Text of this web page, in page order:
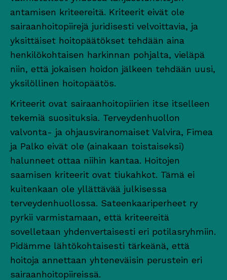
antamisen kriteereitä. Kriteerit eivät ole
sairaanhoitopiirejä juridisesti velvoittavia, ja
yksittäiset hoitopäätökset tehdään aina
henkilökohtaisen harkinnan pohjalta, vieläpä
niin, että jokaisen hoidon jälkeen tehdään uusi,
yksilöllinen hoitopäätös.
Kriteerit ovat sairaanhoitopiirien itse itselleen
tekemiä suosituksia. Terveydenhuollon
valvonta- ja ohjausviranomaiset Valvira, Fimea
ja Palko eivät ole (ainakaan toistaiseksi)
halunneet ottaa niihin kantaa. Hoitojen
saamisen kriteerit ovat tiukahkot. Tämä ei
kuitenkaan ole yllättävää julkisessa
terveydenhuollossa. Sateenkaariperheet ry
pyrkii varmistamaan, että kriteereitä
sovelletaan yhdenvertaisesti eri potilasryhmiin.
Pidämme lähtökohtaisesti tärkeänä, että
hoitoja annettaan yhteneväisin perustein eri
sairaanhoitopiireissä.